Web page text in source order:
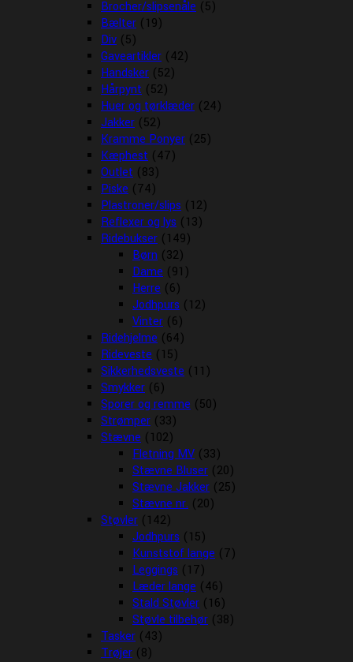
Brocher/slipsenåle (5)
Bælter (19)
Div (5)
Gaveartikler (42)
Handsker (52)
Hårpynt (52)
Huer og tørklæder (24)
Jakker (52)
Kramme Ponyer (25)
Kæphest (47)
Outlet (83)
Piske (74)
Plastroner/slips (12)
Reflexer og lys (13)
Ridebukser (149)
Børn (32)
Dame (91)
Herre (6)
Jodhpurs (12)
Vinter (6)
Ridehjelme (64)
Rideveste (15)
Sikkerhedsveste (11)
Smykker (6)
Sporer og remme (50)
Strømper (33)
Stævne (102)
Fletning MV (33)
Stævne Bluser (20)
Stævne Jakker (25)
Stævne nr. (20)
Støvler (142)
Jodhpurs (15)
Kunststof lange (7)
Leggings (17)
Læder lange (46)
Stald Støvler (16)
Støvle tilbehør (38)
Tasker (43)
Trøjer (8)